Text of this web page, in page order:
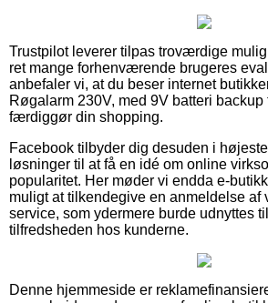
Trustpilot leverer tilpas troværdige
ret mange forhenværende brugeres
anbefaler vi, at du beser internet
Røgalarm 230V, med 9V batteri backup
færdiggør din shopping.
Facebook tilbyder dig desuden i
løsninger til at få en idé om online
popularitet. Her møder vi endda e-
muligt at tilkendegive en anmeldelse af
service, som ydermere burde udnyttes
tilfredsheden hos kunderne.
Denne hjemmeside er